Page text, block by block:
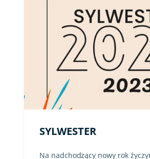
SYLWESTER
Na nadchodzący nowy rok